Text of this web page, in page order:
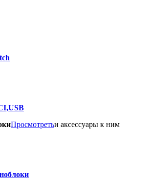
Просмотретьи аксессуары к ним